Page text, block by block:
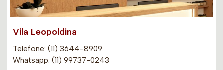
Vila Leopoldina
Telefone: (11) 3644-8909
Whatsapp: (11) 99737-0243